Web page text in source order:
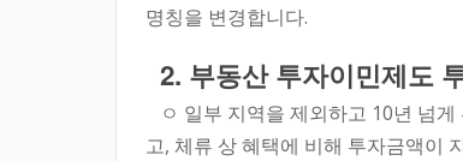
명칭을 변경합니다.
2. 부동산 투자이민제도
ㅇ 일부 지역을 제외하고 10년 넘
고, 체류 상 혜택에 비해 투자금액이